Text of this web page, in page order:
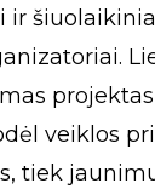
ir
veiklos
tiek